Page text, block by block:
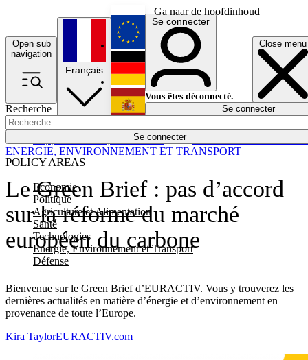
Ga naar de hoofdinhoud
Open sub
navigation
Close menu
Recherche
Se connecter
POLICY AREAS
Economie
Politique
Agriculture et Alimentation
Santé
Technologies
Energie, Environnement et Transport
Défense
Économie
Français
English
Deutsch
Español
Se connecter
Vous êtes déconnecté.
Se connecter
Le Green Brief : pas d’accord
sur la réforme du marché
européen du carbone
Bienvenue sur le Green Brief d’EURACTIV. Vous y trouverez les
dernières actualités en matière d’énergie et d’environnement en
provenance de toute l’Europe.
ENERGIE, ENVIRONNEMENT ET TRANSPORT
Kira TaylorEURACTIV.com